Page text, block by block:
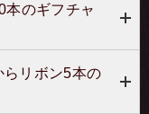
効ポイントが消
逆にイベント期
象ホストから外さ
ホストは、後ほど
、ご質問があれば
本のギフチャ
リボン5本の